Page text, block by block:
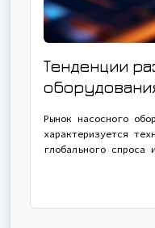
Тенденции
Рынок насосного
характеризуется
глобального спроса